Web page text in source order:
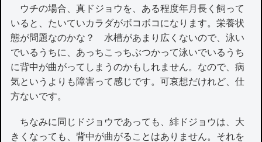
ウチの場合、真ドジョウを、ある程度年月長く飼って
いると、たいていカラダがボコボコになります。栄養状
態が問題なのかな？ 水槽があまり広くないので、泳い
でいるうちに、あっちこっちぶつかって泳いでいるうち
に背中が曲がってしまうのかもしれません。なので、病
気というよりも障害って感じです。可哀想だけれど、仕
方ないです。
ちなみに同じドジョウであっても、緋ドジョウは、大
きくなっても、背中が曲がることはありません。それを